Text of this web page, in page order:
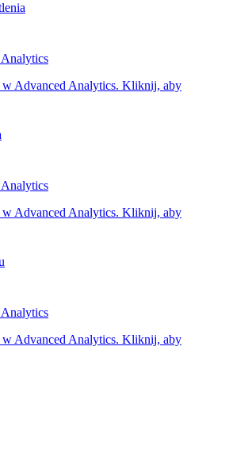
w Advanced Analytics. Kliknij, aby
w Advanced Analytics. Kliknij, aby
w Advanced Analytics. Kliknij, aby